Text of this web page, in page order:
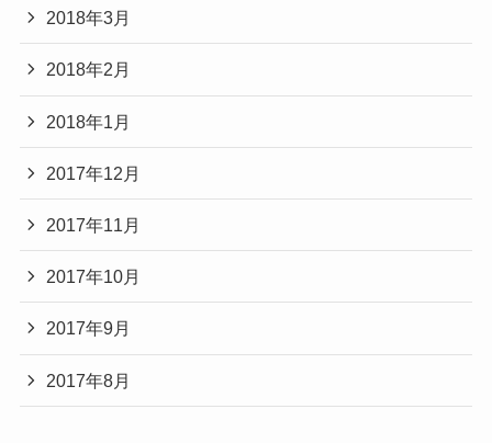
2018年3月
2018年2月
2018年1月
2017年12月
2017年11月
2017年10月
2017年9月
2017年8月